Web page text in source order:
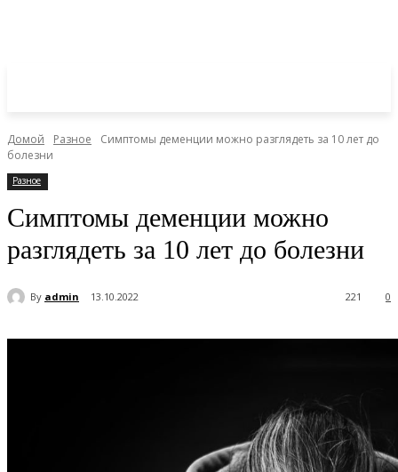
Домой Разное
Симптомы деменции можно разглядеть за 10 лет до
болезни
Разное
Симптомы деменции можно
разглядеть за 10 лет до болезни
By admin 13.10.2022 0
221